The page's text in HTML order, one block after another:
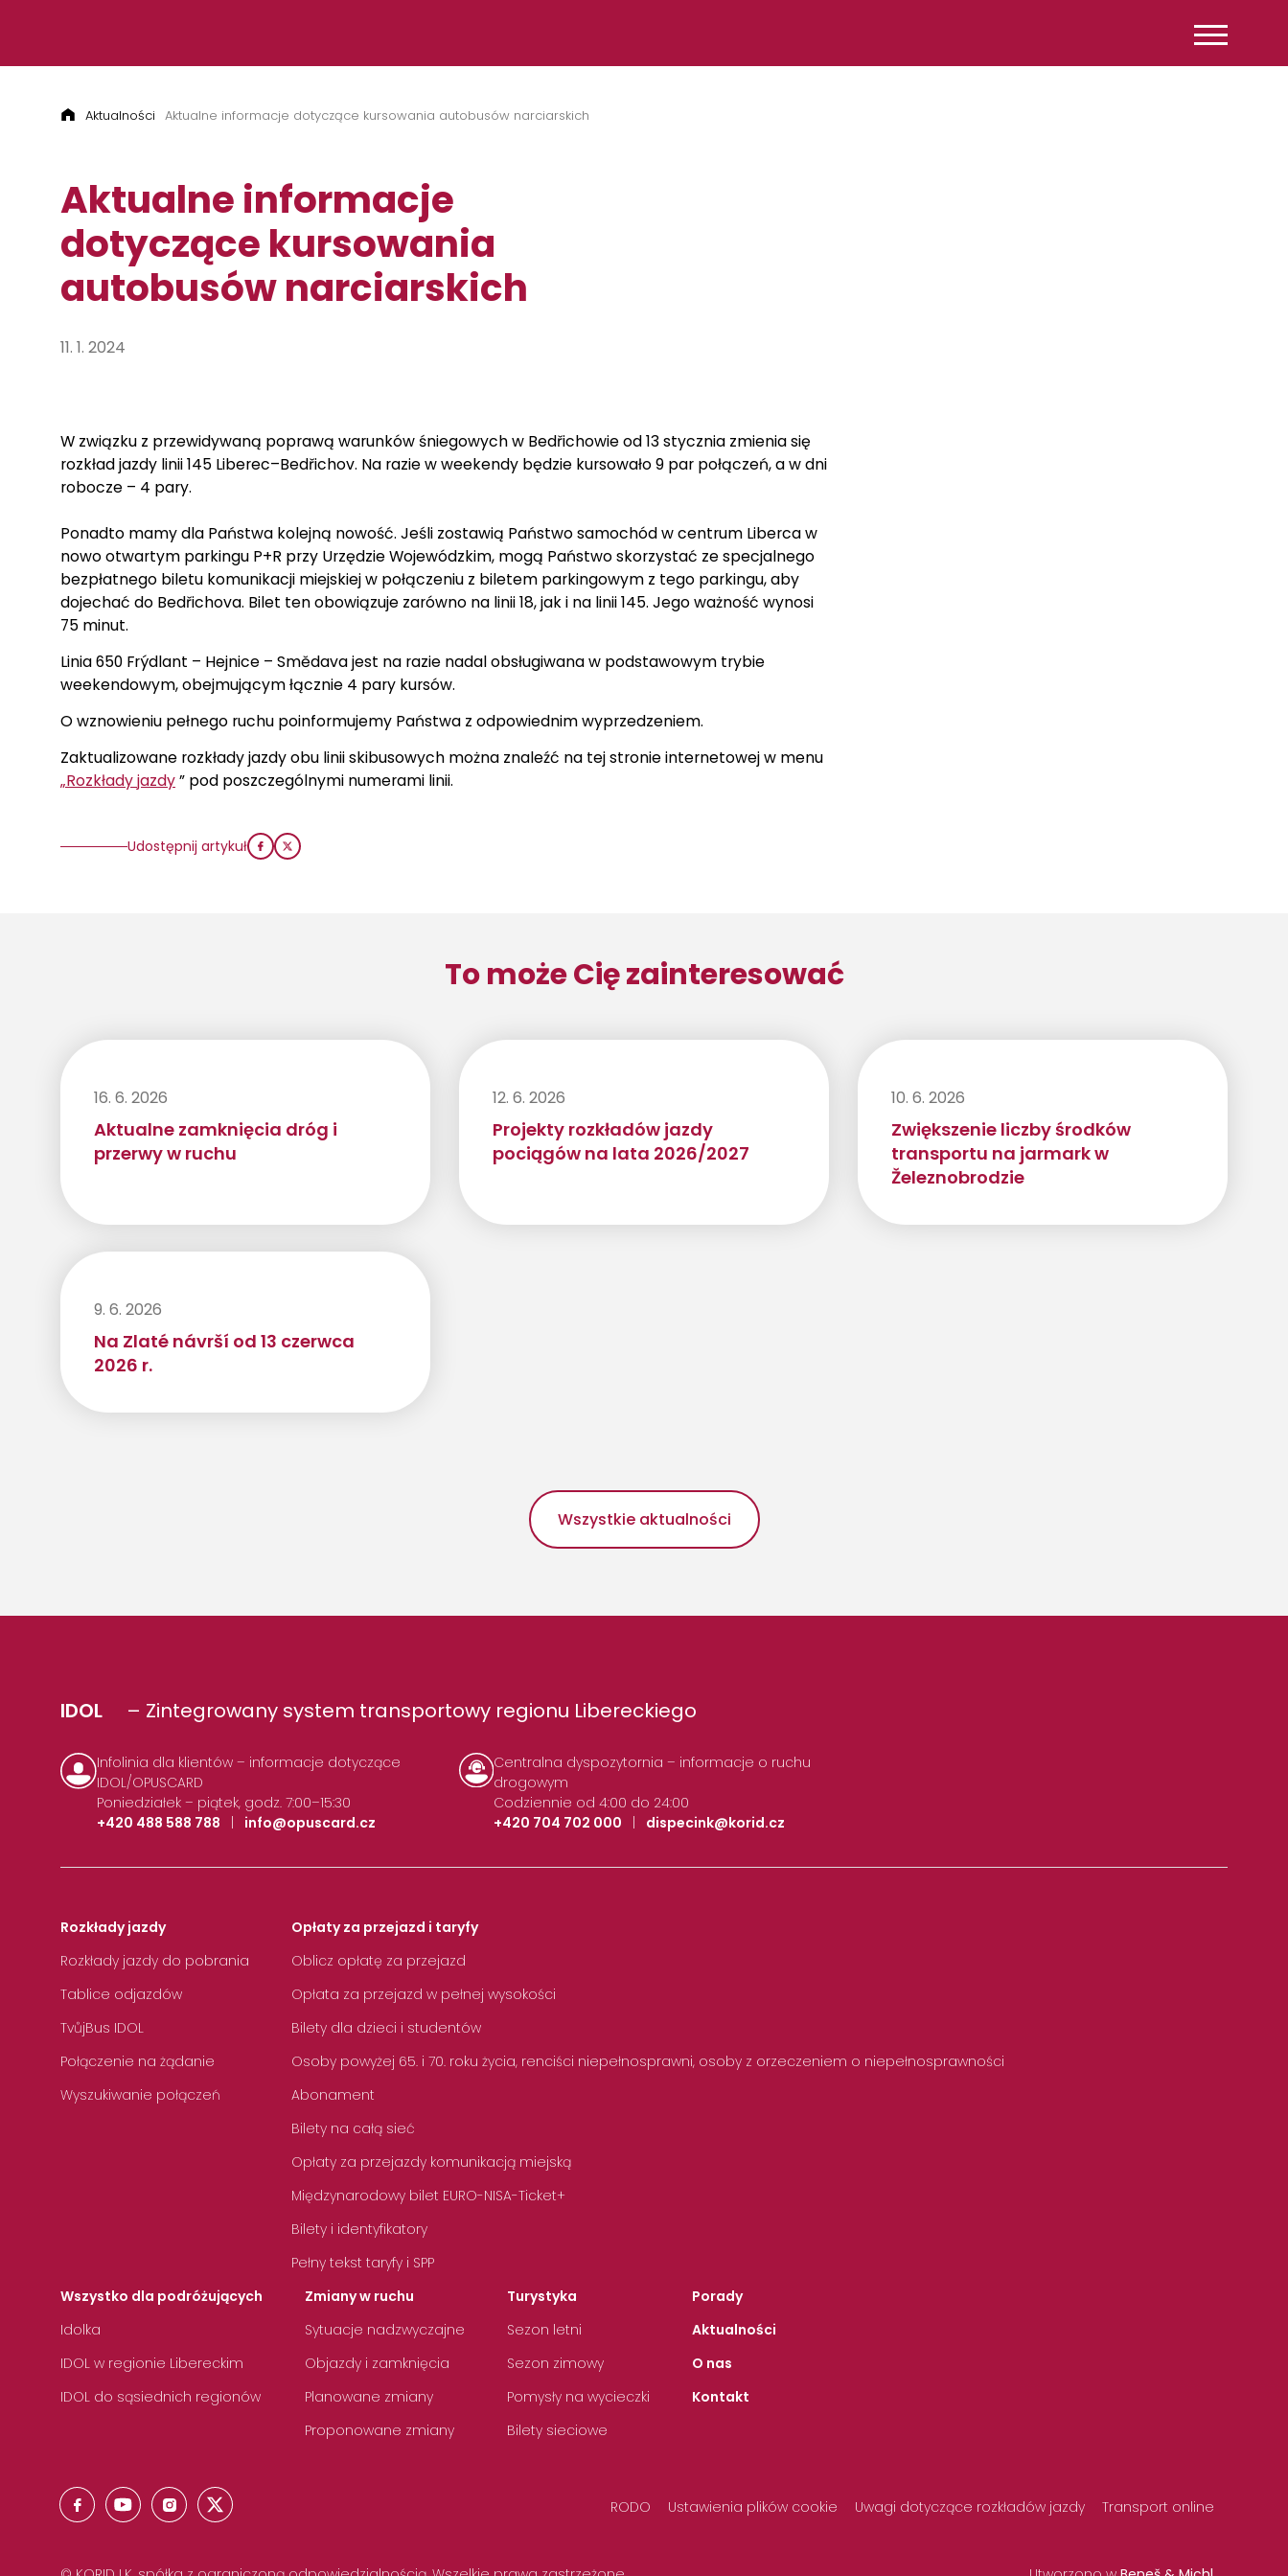
Aktualności Aktualne informacje dotyczące kursowania autobusów narciarskich
Aktualne informacje
dotyczące kursowania
autobusów narciarskich
11. 1. 2024
W związku z przewidywaną poprawą warunków śniegowych w Bedřichowie od 13 stycznia zmienia się
rozkład jazdy linii 145 Liberec–Bedřichov. Na razie w weekendy będzie kursowało 9 par połączeń, a w dni
robocze – 4 pary.
Ponadto mamy dla Państwa kolejną nowość. Jeśli zostawią Państwo samochód w centrum Liberca w
nowo otwartym parkingu P+R przy Urzędzie Wojewódzkim, mogą Państwo skorzystać ze specjalnego
bezpłatnego biletu komunikacji miejskiej w połączeniu z biletem parkingowym z tego parkingu, aby
dojechać do Bedřichova. Bilet ten obowiązuje zarówno na linii 18, jak i na linii 145. Jego ważność wynosi
75 minut.
Linia 650 Frýdlant – Hejnice – Smědava jest na razie nadal obsługiwana w podstawowym trybie
weekendowym, obejmującym łącznie 4 pary kursów.
O wznowieniu pełnego ruchu poinformujemy Państwa z odpowiednim wyprzedzeniem.
Zaktualizowane rozkłady jazdy obu linii skibusowych można znaleźć na tej stronie internetowej w menu
„Rozkłady jazdy” pod poszczególnymi numerami linii.
Udostępnij artykuł
To może Cię zainteresować
16. 6. 2026
Aktualne zamknięcia dróg i
przerwy w ruchu
12. 6. 2026
Projekty rozkładów jazdy
pociągów na lata 2026/2027
10. 6. 2026
Zwiększenie liczby środków
transportu na jarmark w
Železnobrodzie
9. 6. 2026
Na Zlaté návrší od 13 czerwca
2026 r.
Wszystkie aktualności
IDOL – Zintegrowany system transportowy regionu Libereckiego
Infolinia dla klientów – informacje dotyczące
IDOL/OPUSCARD
Poniedziałek – piątek, godz. 7:00–15:30
+420 488 588 788
| info@opuscard.cz
Centralna dyspozytornia – informacje o ruchu
drogowym
Codziennie od 4:00 do 24:00
+420 704 702 000
| dispecink@korid.cz
Rozkłady jazdy
Rozkłady jazdy do pobrania
Tablice odjazdów
TvůjBus IDOL
Połączenie na żądanie
Wyszukiwanie połączeń
Opłaty za przejazd i taryfy
Oblicz opłatę za przejazd
Opłata za przejazd w pełnej wysokości
Bilety dla dzieci i studentów
Osoby powyżej 65. i 70. roku życia, renciści niepełnosprawni, osoby z orzeczeniem o niepełnosprawności
Abonament
Bilety na całą sieć
Opłaty za przejazdy komunikacją miejską
Międzynarodowy bilet EURO-NISA-Ticket+
Bilety i identyfikatory
Pełny tekst taryfy i SPP
Wszystko dla podróżujących
Idolka
IDOL w regionie Libereckim
IDOL do sąsiednich regionów
Zmiany w ruchu
Sytuacje nadzwyczajne
Objazdy i zamknięcia
Planowane zmiany
Proponowane zmiany
Turystyka
Sezon letni
Sezon zimowy
Pomysły na wycieczki
Bilety sieciowe
Porady
Aktualności
O nas
Kontakt
RODO Ustawienia plików cookie Uwagi dotyczące rozkładów jazdy Transport online